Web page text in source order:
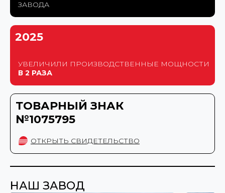
ЗАВОДА
2025
УВЕЛИЧИЛИ ПРОИЗВОДСТВЕННЫЕ МОЩНОСТИ
В 2 РАЗА
ТОВАРНЫЙ ЗНАК
№1075795
ОТКРЫТЬ СВИДЕТЕЛЬСТВО
НАШ ЗАВОД